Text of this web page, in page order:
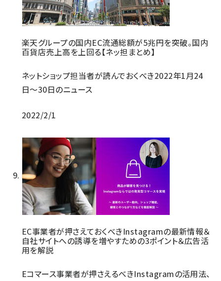
楽天グループの国内EC流通総額が5兆円を突破。国内
百貨店売上高を上回る【ネッ担まとめ】
ネットショップ担当者が読んでおくべき2022年1月24
日〜30日のニュース
2022/2/1
EC事業者が押さえておくべきInstagramの最新情報＆
自社サイトへの誘導を増やすための3ポイント＆広告活
用を解説
Eコマース事業者が押さえるべきInstagramの活用法、